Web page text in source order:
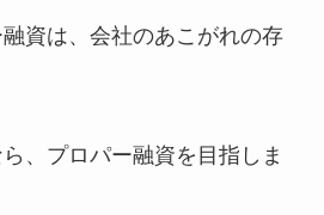
資は、会社のあこがれの存
、プロパー融資を目指しま